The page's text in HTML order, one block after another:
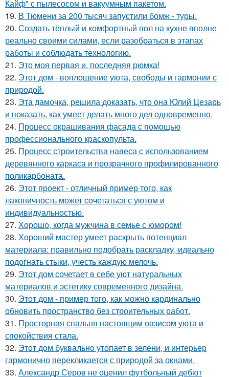
Кайф" с пылесосом и вакуумным пакетом.
19. В Тюмени за 200 тысяч запустили бомж - туры.
20. Создать тёплый и комфортный пол на кухне вполне
реально своими силами, если разобраться в этапах
работы и соблюдать технологию.
21. Это моя первая и. последняя рюмка!
22. Этот дом - воплощение уюта, свободы и гармонии с
природой.
23. Эта дамочка, решила доказать, что она Юлий Цезарь
и показать, как умеет делать много дел одновременно.
24. Процесс окрашивания фасада с помощью
профессионального краскопульта.
25. Процесс строительства навеса с использованием
деревянного каркаса и прозрачного профилированного
поликарбоната.
26. Этот проект - отличный пример того, как
лаконичность может сочетаться с уютом и
индивидуальностью.
27. Хорошо, когда мужчина в семье с юмором!
28. Хороший мастер умеет раскрыть потенциал
материала: правильно подобрать раскладку, идеально
подогнать стыки, учесть каждую мелочь.
29. Этот дом сочетает в себе уют натуральных
материалов и эстетику современного дизайна.
30. Этот дом - пример того, как можно кардинально
обновить пространство без строительных работ.
31. Просторная спальня настоящим оазисом уюта и
спокойствия стала.
32. Этот дом буквально утопает в зелени, и интерьер
гармонично перекликается с природой за окнами.
33. Александр Серов не оценил футбольный дебют